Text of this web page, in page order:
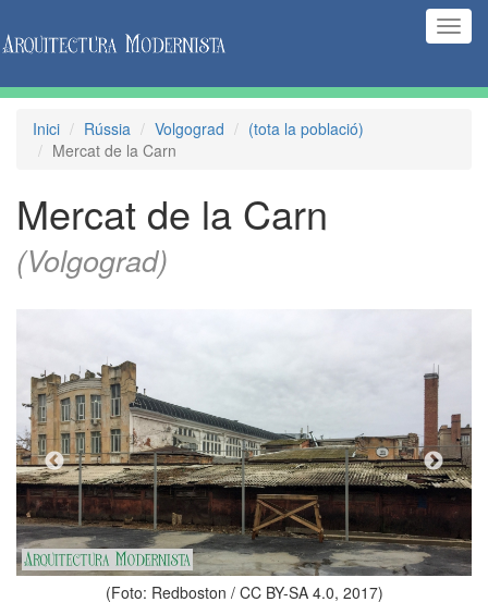
Inici Rússia Volgograd
(tota la població)
Mercat de la Carn
Mercat de la Carn
(Volgograd)
(Foto: Redboston / CC BY-SA 4.0, 2017)